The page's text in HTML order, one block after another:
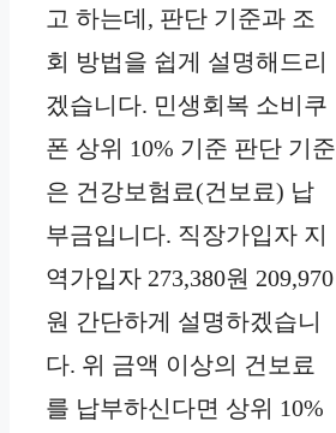
고 하는데, 판단 기준과 조
회 방법을 쉽게 설명해드리
겠습니다. 민생회복 소비쿠
폰 상위 10% 기준 판단 기준
은 건강보험료(건보료) 납
부금입니다. 직장가입자 지
역가입자 273,380원 209,970
원 간단하게 설명하겠습니
다. 위 금액 이상의 건보료
를 납부하신다면 상위 10%